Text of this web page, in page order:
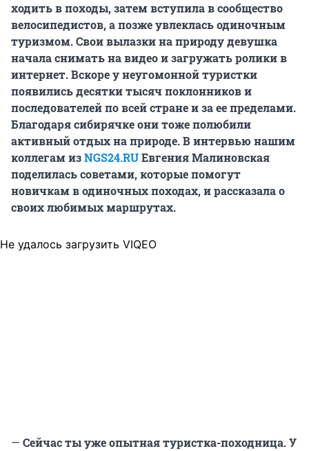
ходить в походы, затем вступила в сообщество
велосипедистов, а позже увлеклась одиночным
туризмом. Свои вылазки на природу девушка
начала снимать на видео и загружать ролики в
интернет. Вскоре у неугомонной туристки
появились десятки тысяч поклонников и
последователей по всей стране и за ее пределами.
Благодаря сибирячке они тоже полюбили
активный отдых на природе. В интервью нашим
коллегам изNGS24.RUЕвгения Малиновская
поделилась советами, которые помогут
новичкам в одиночных походах, и рассказала о
своих любимых маршрутах.
Не удалось загрузить VIQEO
— Сейчас ты уже опытная туристка-походница. У